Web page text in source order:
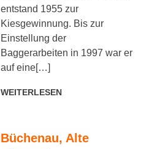
entstand 1955 zur
Kiesgewinnung. Bis zur
Einstellung der
Baggerarbeiten in 1997 war er
auf eine[…]
WEITERLESEN
Büchenau, Alte